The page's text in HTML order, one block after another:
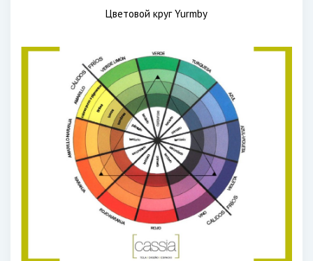
Цветовой круг Yurmby